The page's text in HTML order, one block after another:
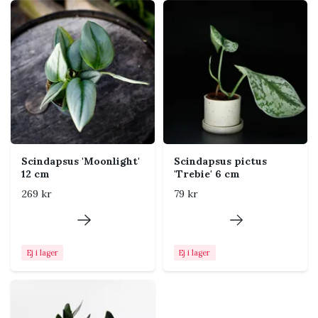
indirekt ljus. Rankorna kan hänga fritt eller ledas upp
på en mosspåle, spaljé eller annat växtstöd.
Skötsel
Ljus
Ljust till halvskuggigt läge
med indirekt ljus. I för mörka
lägen växer plantan
silvermönstret kan bli
Vattna när den översta delen
av jorden har torkat. Låt inte
häll bort överflödigt vatten.
Scindapsus 'Moonlight'
12 cm
269 kr
Ej i lager
Scindapsus pictus
'Trebie' 6 cm
79 kr
Ej i lager